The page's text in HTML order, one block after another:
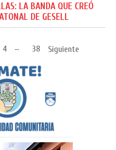
LA BANDA QUE CREÓ
DE GESELL
4 ... 38 Siguiente